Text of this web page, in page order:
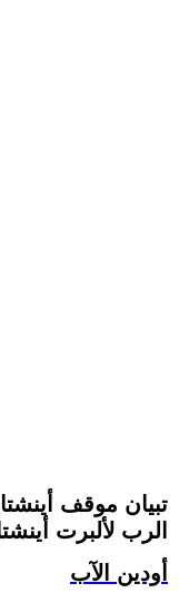
تبيان موقف
الرب لألبرت
أودين الآب